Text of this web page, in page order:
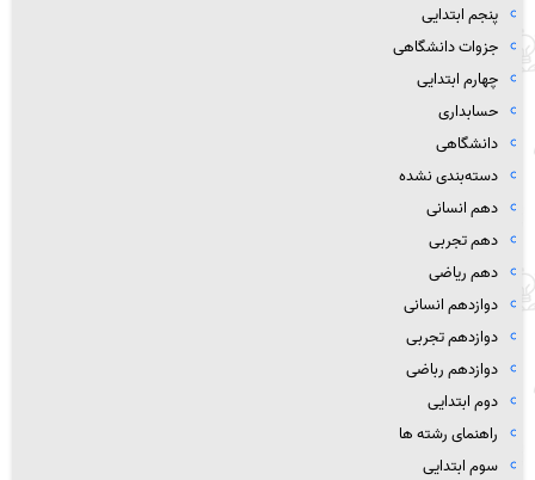
پنجم ابتدایی
جزوات دانشگاهی
چهارم ابتدایی
حسابداری
دانشگاهی
دسته‌بندی نشده
دهم انسانی
دهم تجربی
دهم ریاضی
دوازدهم انسانی
دوازدهم تجربی
دوازدهم رباضی
دوم ابتدایی
راهنمای رشته ها
سوم ابتدایی